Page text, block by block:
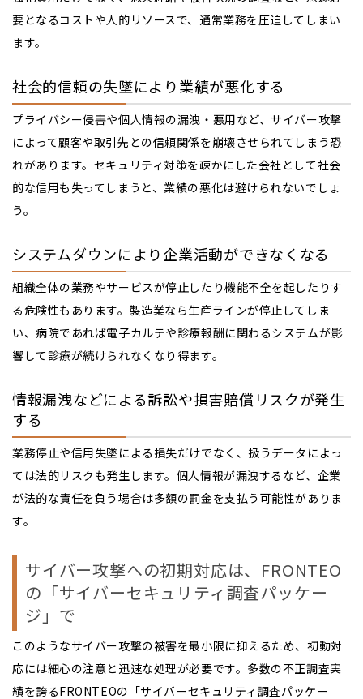
要となるコストや人的リソースで、通常業務を圧迫してしまい
ます。
社会的信頼の失墜により業績が悪化する
プライバシー侵害や個人情報の漏洩・悪用など、サイバー攻撃
によって顧客や取引先との信頼関係を崩壊させられてしまう恐
れがあります。セキュリティ対策を疎かにした会社として社会
的な信用も失ってしまうと、業績の悪化は避けられないでしょ
う。
システムダウンにより企業活動ができなくなる
組織全体の業務やサービスが停止したり機能不全を起したりす
る危険性もあります。製造業なら生産ラインが停止してしま
い、病院であれば電子カルテや診療報酬に関わるシステムが影
響して診療が続けられなくなり得ます。
情報漏洩などによる訴訟や損害賠償リスクが発生
する
業務停止や信用失墜による損失だけでなく、扱うデータによっ
ては法的リスクも発生します。個人情報が漏洩するなど、企業
が法的な責任を負う場合は多額の罰金を支払う可能性がありま
す。
サイバー攻撃への初期対応は、FRONTEO
の「サイバーセキュリティ調査パッケー
ジ」で
このようなサイバー攻撃の被害を最小限に抑えるため、初動対
応には細心の注意と迅速な処理が必要です。多数の不正調査実
績を誇るFRONTEOの「サイバーセキュリティ調査パッケー